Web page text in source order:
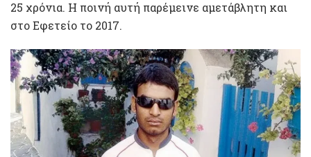
25 χρόνια. Η ποινή αυτή παρέμεινε αμετάβλητη και
στο Εφετείο το 2017.